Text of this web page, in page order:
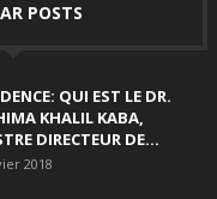
POSTS
QUI EST LE DR.
KHALIL KABA,
DIRECTEUR DE...
2018